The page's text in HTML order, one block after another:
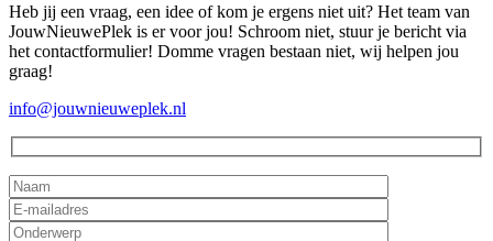
Heb jij een vraag, een idee of kom je ergens niet uit? Het team van
JouwNieuwePlek is er voor jou! Schroom niet, stuur je bericht via
het contactformulier! Domme vragen bestaan niet, wij helpen jou
graag!
info@jouwnieuweplek.nl